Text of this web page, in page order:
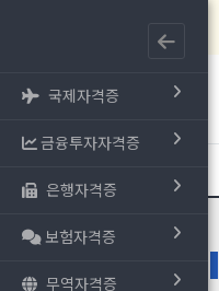
국제자격증
금융투자자격증
은행자격증
보험자격증
무역자격증